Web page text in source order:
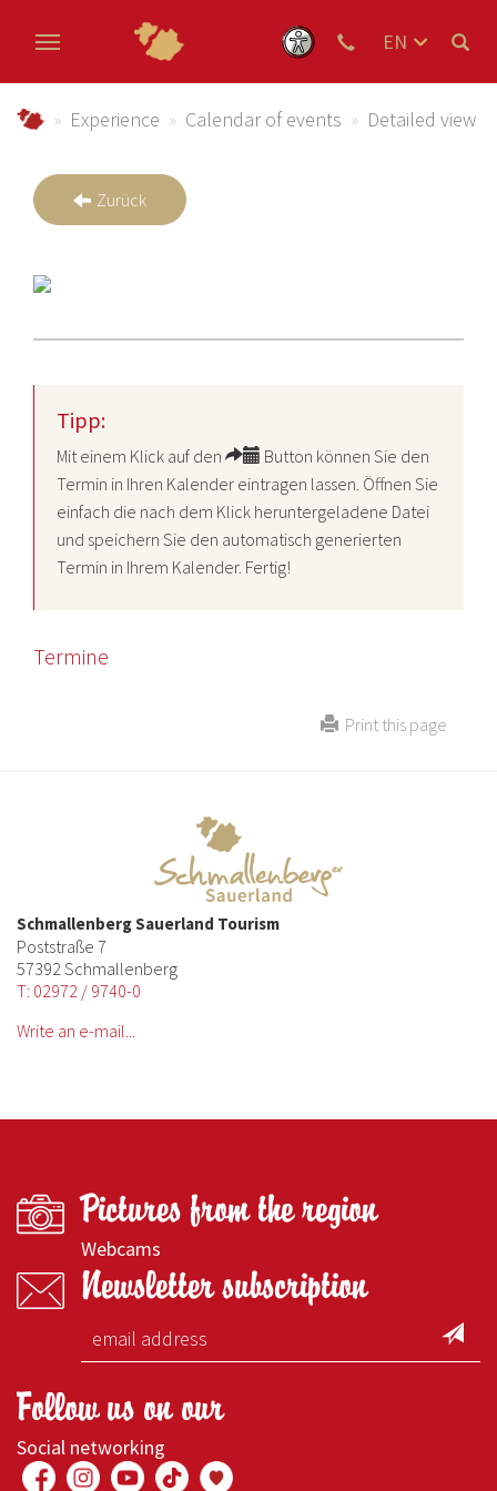
EN
Urlaub im Schmallenberger Sauerland und der
Experience Calendar of events Detailed view
Zurück
Tipp:
Mit einem Klick auf den
Button können Sie den
Termin in Ihren Kalender eintragen lassen. Öffnen Sie
einfach die nach dem Klick heruntergeladene Datei
und speichern Sie den automatisch generierten
Termin in Ihrem Kalender. Fertig!
Termine
Print this page
Schmallenberg Sauerland Tourism
Poststraße 7
57392 Schmallenberg
T: 02972 / 9740-0
Write an e-mail...
Pictures from the region
Webcams
Newsletter subscription
Follow us on our
Social networking